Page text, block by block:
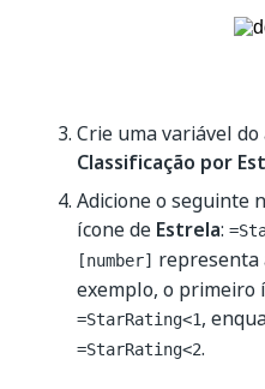
Crie uma variável
Classificação por
Adicione o seguinte
ícone de Estrela:
[number] representa
exemplo, o primeiro
=StarRating<1,
=StarRating<2.